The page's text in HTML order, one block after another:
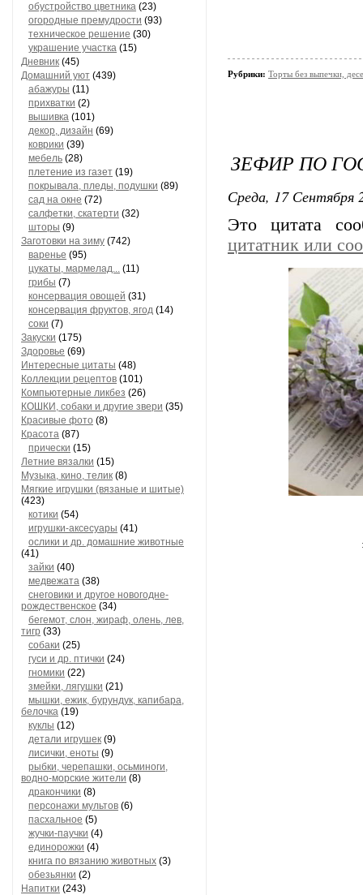
обустройство цветника (23)
огородные премудрости (93)
техническое решение (30)
украшение участка (15)
Дневник (45)
Домашний уют (439)
абажуры (11)
прихватки (2)
вышивка (101)
декор, дизайн (69)
коврики (39)
мебель (28)
плетение из газет (19)
покрывала, пледы, подушки (89)
сад на окне (72)
салфетки, скатерти (32)
шторы (9)
Заготовки на зиму (742)
варенье (95)
цукаты, мармелад... (11)
грибы (7)
консервация овощей (31)
консервация фруктов, ягод (14)
соки (7)
Закуски (175)
Здоровье (69)
Интересные цитаты (48)
Коллекции рецептов (101)
Компьютерные ликбез (26)
КОШКИ, собаки и другие звери (35)
Красивые фото (8)
Красота (87)
прически (15)
Летние вязалки (15)
Музыка, кино, телик (8)
Мягкие игрушки (вязаные и шитые)
(423)
котики (54)
игрушки-аксесуары (41)
ослики и др. домашние животные
(41)
зайки (40)
медвежата (38)
снеговики и другое новогодне-
рождественское (34)
бегемот, слон, жираф, олень, лев,
тигр (33)
собаки (25)
гуси и др. птички (24)
гномики (22)
змейки, лягушки (21)
мышки, ежик, бурундук, капибара,
белочка (19)
куклы (12)
детали игрушек (9)
лисички, еноты (9)
рыбки, черепашки, осьминоги,
водно-морские жители (8)
дракончики (8)
персонажи мультов (6)
пасхальное (5)
жучки-паучки (4)
единорожки (4)
книга по вязанию животных (3)
обезьянки (2)
Напитки (243)
Рубрики: Торты без выпечки,
ЗЕФИР ПО
Среда, 17 Сентября
Это цитата
цитатник или